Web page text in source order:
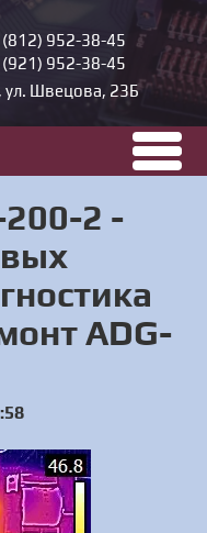
(812) 952-38-45
(921) 952-38-45
ул. Швецова, 23Б
2 -
ADG-